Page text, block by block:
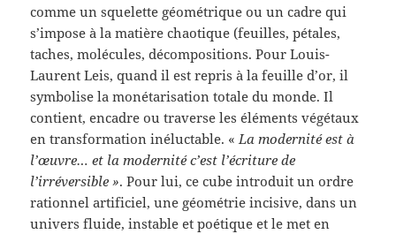
comme un squelette géométrique ou un cadre qui
s’impose à la matière chaotique (feuilles, pétales,
taches, molécules, décompositions. Pour Louis-
Laurent Leis, quand il est repris à la feuille d’or, il
symbolise la monétarisation totale du monde. Il
contient, encadre ou traverse les éléments végétaux
en transformation inéluctable. « La modernité est à
l’œuvre… et la modernité c’est l’écriture de
l’irréversible ». Pour lui, ce cube introduit un ordre
rationnel artificiel, une géométrie incisive, dans un
univers fluide, instable et poétique et le met en